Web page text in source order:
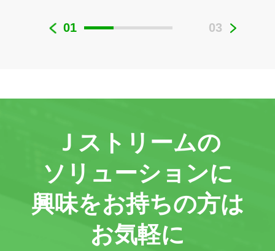
01 03
Ｊストリームの
ソリューションに
興味をお持ちの方は
お気軽に